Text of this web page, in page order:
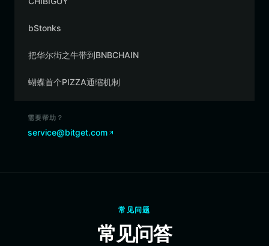
bStonks
把华尔街之牛带到BNBCHAIN
蝴蝶首个PIZZA通缩机制
需要帮助？
service@bitget.com
常见问题
常见问答